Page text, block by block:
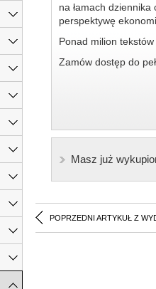
na łamach
perspektywę
Ponad milion
Zamów dostęp do
Masz już
POPRZEDNI ARTYKUŁ Z